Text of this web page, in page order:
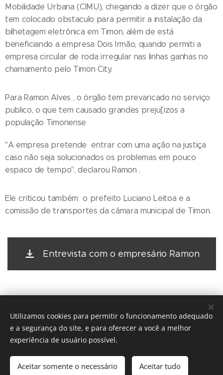
Mobilidade Urbana (CIMU), chegando a dizer que o órgão
tem colocado obstaculo para permitir a instalação da
bilhetagem eletrônica em Timon, além de está
beneficiando a empresa Dois Irmão, quando permiti a
empresa circular de roda irregular nas linhas ganhas no
chamamento pelo Timon City.
Para Ramon Alves , o órgão tem prevaricado no serviço
publico, o que tem causado grandes preju[izos a
população Timonense
"A empresa pretende entrar com uma ação na justiça
caso não seja solucionados os problemas em pouco
espaco de tempo", declarou Ramon .
Ele criticou também o prefeito Luciano Leitoa e a
comissão de transportes da câmara municipal de Timon.
Entrevista com o empresário Ramon
© 2016 The Crosshairs / Nenhuma guitarra foi quebrada na
construção deste site.
Desenvolvido porWebnode Cookies
Utilizamos cookies para permitir o funcionamento adequado
e a segurança do site, e para oferecer a você a melhor
experiência de usuário possível.
Aceitar somente o necessário Aceitar tudo